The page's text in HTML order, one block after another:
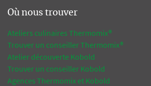
Où nous trouver
Ateliers culinaires Thermomix®
Trouver un conseiller Thermomix®
Atelier découverte Kobold
Trouver un conseiller Kobold
Agences Thermomix et Kobold